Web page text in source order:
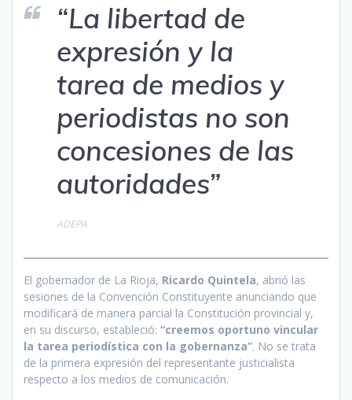
“La libertad de
expresión y la
tarea de medios y
periodistas no son
concesiones de las
autoridades”
ADEPA
El gobernador de La Rioja, Ricardo Quintela, abrió las
sesiones de la Convención Constituyente anunciando que
modificará de manera parcial la Constitución provincial y,
en su discurso, estableció: “creemos oportuno vincular
la tarea periodística con la gobernanza”. No se trata
de la primera expresión del representante justicialista
respecto a los medios de comunicación.